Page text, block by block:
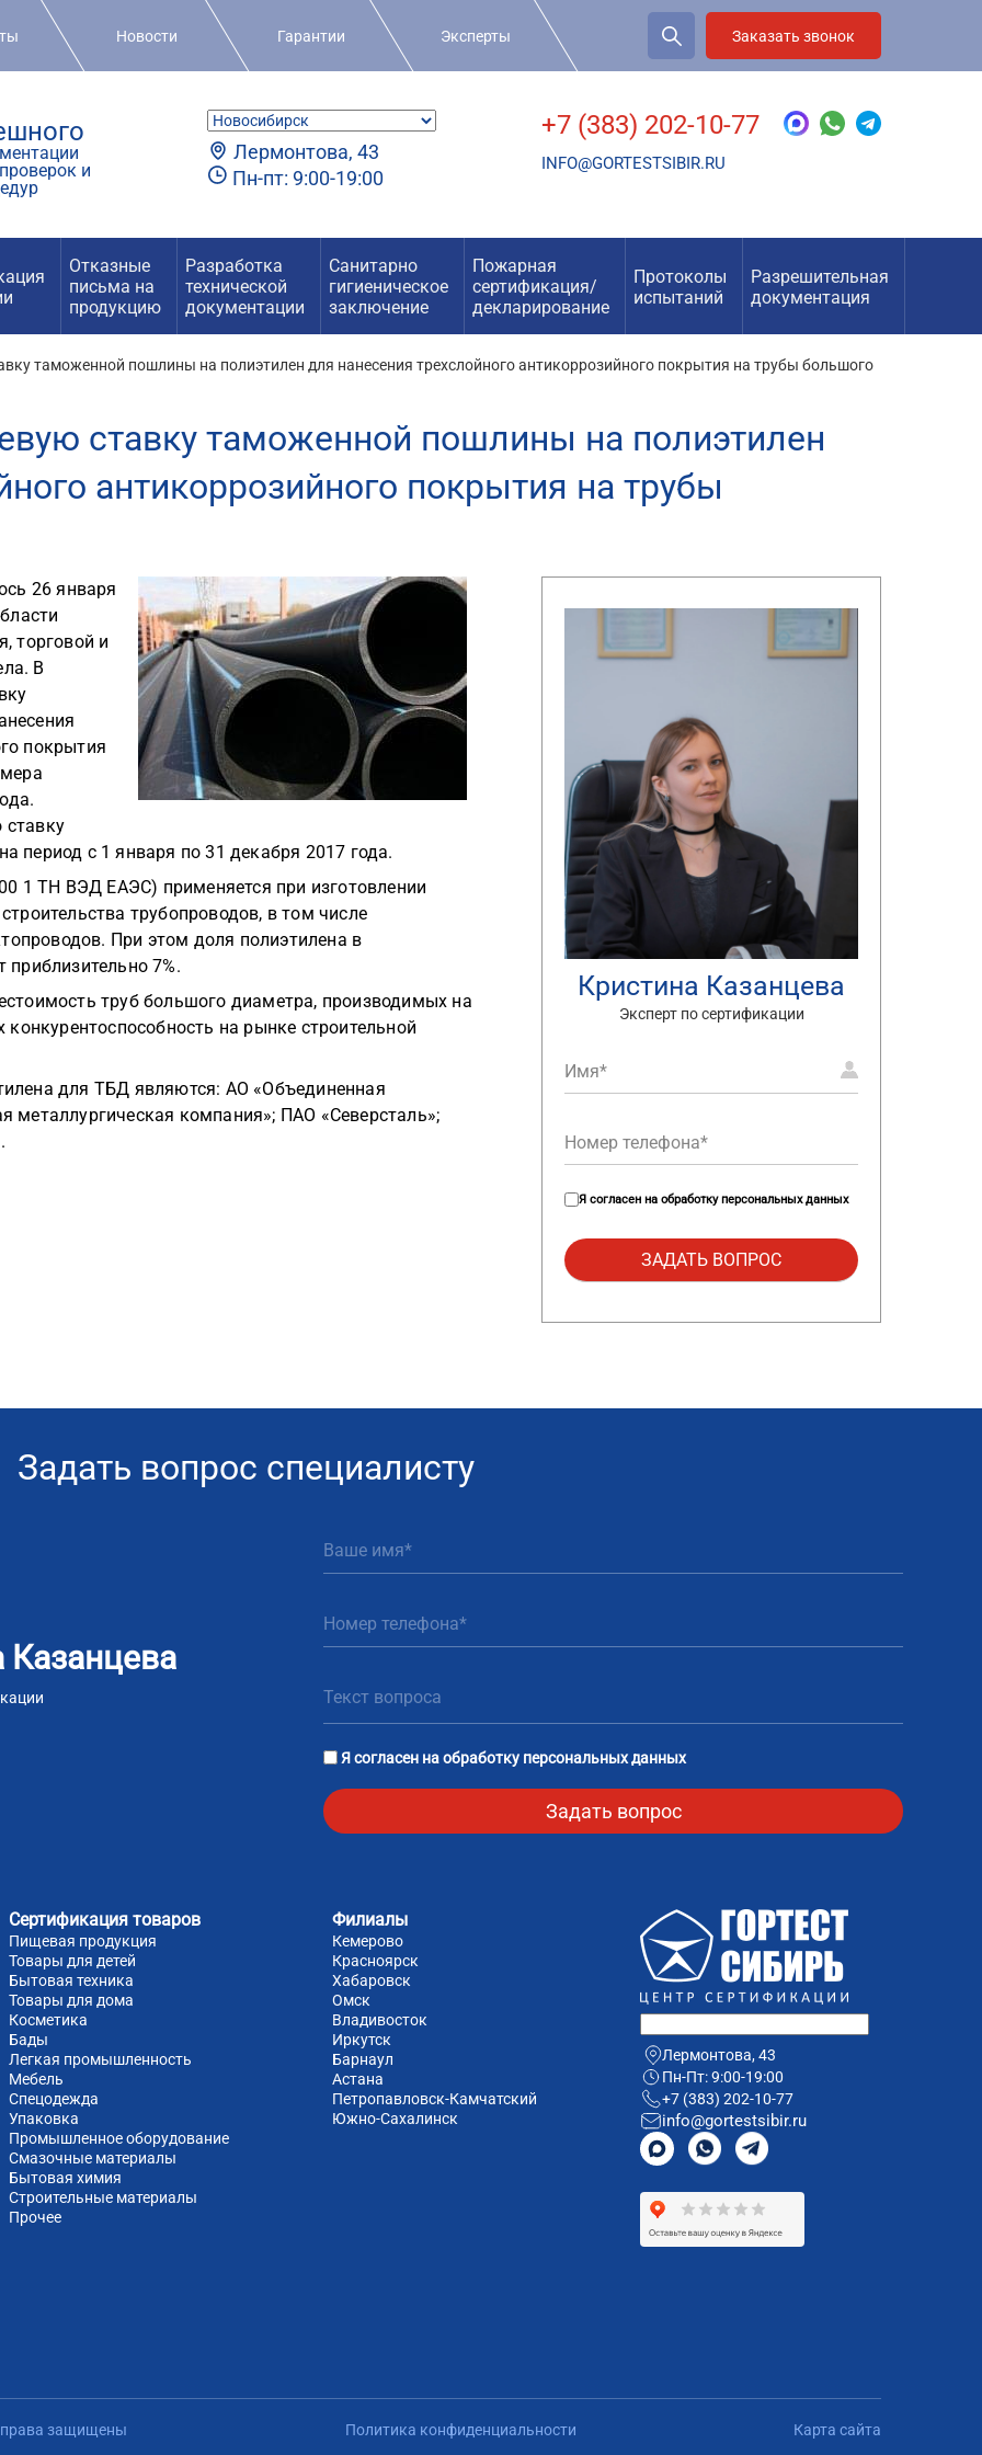
Новости Гарантии Эксперты Заказать звонок
и
Лермонтова, 43
Пн-пт: 9:00-19:00
+7 (383) 202-10-77
INFO@GORTESTSIBIR.RU
Отказные
письма на
продукцию
Разработка
технической
документации
Санитарно
гигиеническое
заключение
Пожарная
сертификация/
декларирование
Протоколы
испытаний
Разрешительная
документация
таможенной пошлины на полиэтилен для нанесения трехслойного антикоррозийного покрытия на трубы большого
ставку таможенной пошлины на полиэтилен
антикоррозийного покрытия на трубы
26 января
торговой и
В
покрытия
период с 1 января по 31 декабря 2017 года.
1 ТН ВЭД ЕАЭС) применяется при изготовлении
трубопроводов, в том числе
При этом доля полиэтилена в
приблизительно 7%.
труб большого диаметра, производимых на
на рынке строительной
для ТБД являются: АО «Объединенная
металлургическая компания»; ПАО «Северсталь»;
Кристина Казанцева
Эксперт по сертификации
Я согласен на обработку персональных данных
Задать вопрос специалисту
Казанцева
Я согласен наобработку персональных данных
Сертификация товаров
Пищевая продукция
Товары для детей
Бытовая техника
Товары для дома
Косметика
Бады
Легкая промышленность
Мебель
Спецодежда
Упаковка
Промышленное оборудование
Смазочные материалы
Бытовая химия
Строительные материалы
Прочее
Филиалы
Кемерово
Красноярск
Хабаровск
Омск
Владивосток
Иркутск
Барнаул
Астана
Петропавловск-Камчатский
Южно-Cахалинск
Лермонтова, 43
Пн-Пт: 9:00-19:00
+7 (383) 202-10-77
info@gortestsibir.ru
права защищены Политика конфиденциальности Карта сайта